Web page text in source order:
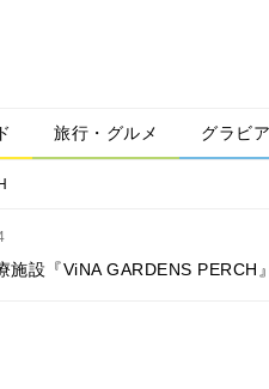
旅行・グルメ グラビア
施設『ViNA GARDENS PERCH